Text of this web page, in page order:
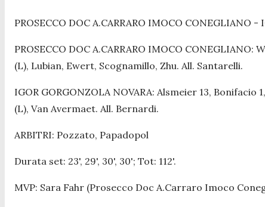
PROSECCO DOC A.CARRARO IMOCO CONEGLIANO
PROSECCO DOC A.CARRARO IMOCO
(L), Lubian, Ewert, Scognamillo, Zhu. All. Santarelli.
IGOR GORGONZOLA NOVARA: Alsmeier 13,
(L), Van Avermaet. All. Bernardi.
ARBITRI: Pozzato, Papadopol
Durata set: 23', 29', 30', 30'; Tot: 112'.
MVP: Sara Fahr (Prosecco Doc A.Carraro Imoco